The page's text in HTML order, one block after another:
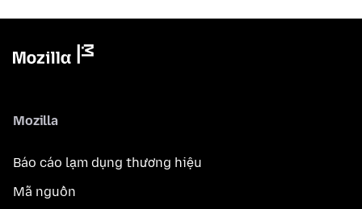
Mozilla
Báo cáo lạm dụng thương hiệu
Mã nguồn